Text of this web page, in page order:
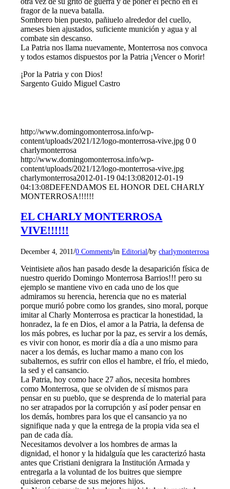
fragor de la nueva batalla.
Sombrero bien puesto, pañiuelo alrededor del cuello,
arneses bien ajustados, suficiente munición y agua y al
combate sin descanso.
La Patria nos llama nuevamente, Monterrosa nos convoca
y todos estamos dispuestos por la Patria ¡Vencer o Morir!
¡Por la Patria y con Dios!
Sargento Guido Miguel Castro
http://www.domingomonterrosa.info/wp-
content/uploads/2021/12/logo-monterrosa-vive.jpg 0 0
charlymonterrosa
http://www.domingomonterrosa.info/wp-
content/uploads/2021/12/logo-monterrosa-vive.jpg
charlymonterrosa2012-01-19 04:13:082012-01-19
04:13:08DEFENDAMOS EL HONOR DEL CHARLY
MONTERROSA!!!!!!
EL CHARLY MONTERROSA
VIVE!!!!!!
December 4, 2011/0 Comments/inEditorial/bycharlymonterrosa
Veintisiete años han pasado desde la desaparición física de
nuestro querido Domingo Monterrosa Barrios!!! pero su
ejemplo se mantiene vivo en cada uno de los que
admiramos su herencia, herencia que no es material
porque murió pobre como los grandes, sino moral, porque
imitar al Charly Monterrosa es practicar la honestidad, la
honradez, la fe en Dios, el amor a la Patria, la defensa de
los más pobres, es luchar por la paz, es servir a los demás,
es vivir con honor, es morir día a día a uno mismo para
nacer a los demás, es luchar mamo a mano con los
subalternos, es sufrir con ellos el hambre, el frío, el miedo,
la sed y el cansancio.
La Patria, hoy como hace 27 años, necesita hombres
como Monterrosa, que se olviden de sí mismos para
pensar en su pueblo, que se desprenda de lo material para
no ser atrapados por la corrupción y así poder pensar en
los demás, hombres para los que el cansancio ya no
signifique nada y que la entrega de la propia vida sea el
pan de cada día.
Necesitamos devolver a los hombres de armas la
dignidad, el honor y la hidalguía que les caracterizó hasta
antes que Cristiani denigrara la Institución Armada y
entregarla a la voluntad de los buitres que siempre
quisieron cebarse de sus mejores hijos.